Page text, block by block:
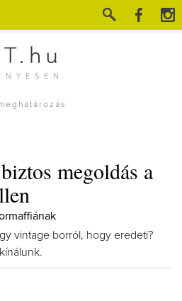
megoldás a
vintage borról, hogy eredeti?